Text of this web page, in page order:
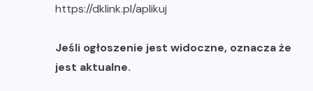
https://dklink.pl/aplikuj
Jeśli ogłoszenie jest widoczne, oznacza że
jest aktualne.